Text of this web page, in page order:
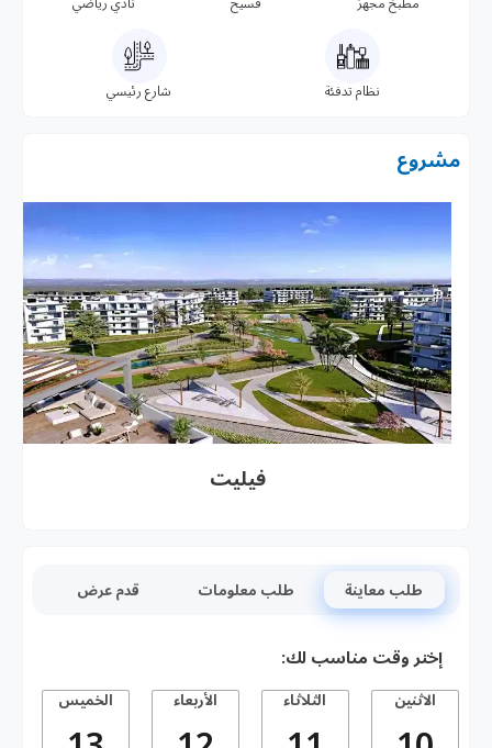
نظام تدفئة شارع رئيسي
مشروع
فيليت
طلب معاينة طلب معلومات قدم عرض
إختر وقت مناسب لك:
الاثنين الثلاثاء الأربعاء الخميس